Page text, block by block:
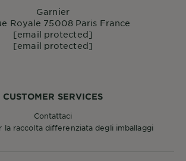
CUSTOMER SERVICES
Contattaci
la raccolta differenziata degli imballaggi
Garnier
Royale 75008 Paris France
[email protected]
[email protected]